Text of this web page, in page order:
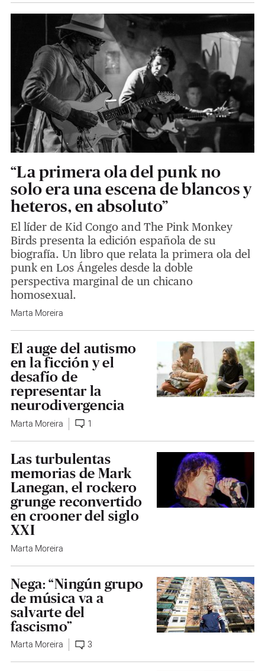
“La primera ola del punk no
solo era una escena de blancos y
heteros, en absoluto”
El líder de Kid Congo and The Pink Monkey
Birds presenta la edición española de su
biografía. Un libro que relata la primera ola del
punk en Los Ángeles desde la doble
perspectiva marginal de un chicano
homosexual.
Marta Moreira
El auge del autismo
en la ficción y el
desafío de
representar la
neurodivergencia
Marta Moreira 1
Las turbulentas
memorias de Mark
Lanegan, el rockero
grunge reconvertido
en crooner del siglo
XXI
Marta Moreira
Nega: “Ningún grupo
de música va a
salvarte del
fascismo”
Marta Moreira 3